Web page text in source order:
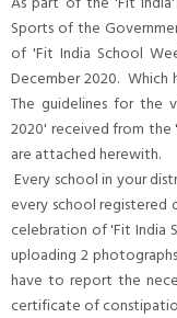
Sports of the
of 'Fit India School
December 2020.
The guidelines for the
2020' received from
are attached herewith.
Every school in your
every school
celebration of 'Fit India
uploading 2
have to report the
certificate of